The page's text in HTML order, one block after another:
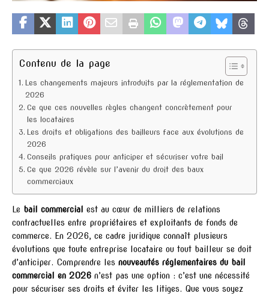
Contenu de la page
Les changements majeurs introduits par la réglementation de
2026
Ce que ces nouvelles règles changent concrètement pour
les locataires
Les droits et obligations des bailleurs face aux évolutions de
2026
Conseils pratiques pour anticiper et sécuriser votre bail
Ce que 2026 révèle sur l’avenir du droit des baux
commerciaux
Le bail commercial
est au cœur de milliers de relations
contractuelles entre propriétaires et exploitants de fonds de
commerce. En 2026, ce cadre juridique connaît plusieurs
évolutions que toute entreprise locataire ou tout bailleur se doit
d’anticiper. Comprendre les nouveautés réglementaires du bail
commercial en 2026 n’est pas une option : c’est une nécessité
pour sécuriser ses droits et éviter les litiges. Que vous soyez